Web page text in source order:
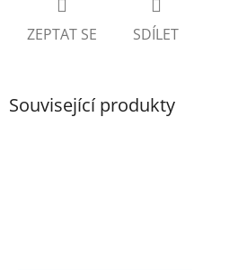
ZEPTAT SE SDÍLET
Související produkty